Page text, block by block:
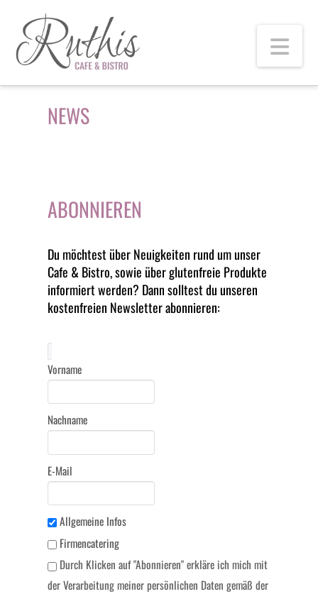
NEWS
ABONNIEREN
Du möchtest über Neuigkeiten rund um unser
Cafe & Bistro, sowie über glutenfreie Produkte
informiert werden? Dann solltest du unseren
kostenfreien Newsletter abonnieren:
Vorname
Nachname
E-Mail
Allgemeine Infos
Firmencatering
Durch Klicken auf "Abonnieren" erkläre ich mich mit
der Verarbeitung meiner persönlichen Daten gemäß der